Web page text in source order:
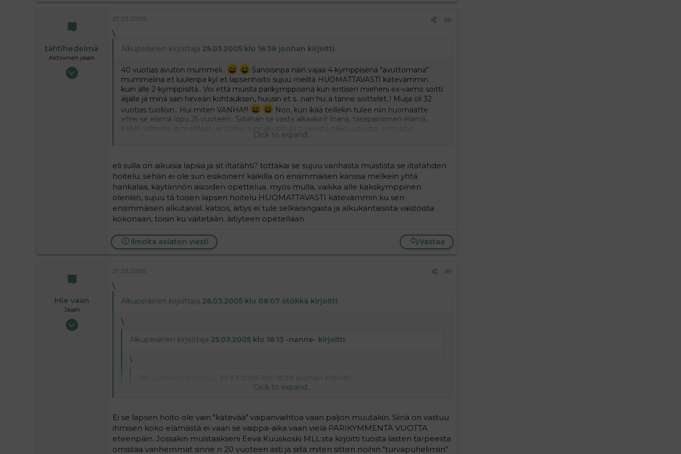
ihan asiallinen viesti muuten mutta kerrotko minulle omin sanoin mitä tarkoitat tuolla kun
20?
tähtihedelmä
Aktiivinen jäsen
16.10.2004
27.03.2005 #8
\
Alkuperäinen kirjoittaja 25.03.2005 klo 16:38 joohan kirjoitti:
40 vuotias avuton mummeli..
Sanoisinpa näin vajaa 4-kymppisenä "avuttomana"
mummelina et luulenpa kyl et lapsenhoito sujuu meiltä HUOMATTAVASTI kätevämmin
kuin alle 2-kymppisiltä.. Voi että muista parikymppisenä kun entisen mieheni ex-vaimo soitti
äijälle ja minä sain hirveän kohtauksen, huusin et s...nan hu..a tänne soittelet..! Muija oli 32
vuotias tuolloin.. Hui miten VANHA!!!
Noo, kun ikää teillekin tulee niin huomaatte
ettei se elämä lopu 25 vuoteen.. Siitähän se vasta alkaakin!! Ihana, tasapainoinen elämä,
kaikki valmiina ja mallillaan, ei turhia tunnekuohuja typeristä pikku jutuista, ei mustis
kohtauksia ym.. Lapset kasvatettu hienoiksi LÄHES aikuisiksi, teidän ikäisiksi, ja vielä alle 1
Click to expand...
eli sulla on aikuisia lapsia ja sit iltatähti? tottakai se sujuu vanhasta muistista se iltatähden
hoitelu, sehän ei ole sun esikoinen! kaikilla on ensimmäisen kanssa melkein yhtä
hankalaa, käytännön asioiden opettelua. myös mulla, vaikka alle kakskymppinen
olenkin, sujuu tä toisen lapsen hoitelu HUOMATTAVASTI kätevämmin ku sen
ensimmäisen alkutaival. katsos, äitiys ei tule selkärangasta ja alkukantaisista vaistoista
kokonaan, toisin ku väitetään. äitiyteen opetellaan.
Vastaa
Ilmoita asiaton viesti
Mie vaan
Jäsen
27.05.2004
27.03.2005 #9
\
Alkuperäinen kirjoittaja 26.03.2005 klo 08:07 ötökkä kirjoitti:
\
Alkuperäinen kirjoittaja 25.03.2005 klo 18:13 -nanne- kirjoitti:
\
HUOMATTAVASTI kätevämmin kuin alle 2-kymppisiltä.. Voi että muista
parikymppisenä kun entisen mieheni ex-vaimo soitti äijälle ja minä sain hirveän
kohtauksen, huusin et s...nan hu..a tänne soittelet..! Muija oli 32 vuotias tuolloin..
Hui miten VANHA!!!
Noo, kun ikää teillekin tulee niin huomaatte ettei se
Click to expand...
samaa kysyn minä???itse olen vielä alle 20 ja hoidan kyllä aivan yhtä hyvin ja kätevästi
Click to expand...
Ei se lapsen hoito ole vain "kätevää" vaipanvaihtoa vaan paljon muutakin. Siinä on vastuu
ihmisen koko elämästä ei vaan se vaippa-aika vaan vielä PARIKYMMENTÄ VUOTTA
eteenpäin. Jossakin muistaakseni Eeva Kuuskoski MLL:sta kirjoitti tuosta lasten tarpeesta
omistaa vanhemmat sinne n 20 vuoteen asti ja siitä miten sitten noihin "turvapuhelimiin"